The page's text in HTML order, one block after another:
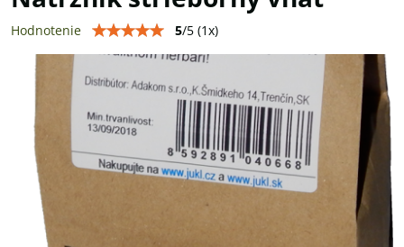
Hodnotenie 5/5 (1x)